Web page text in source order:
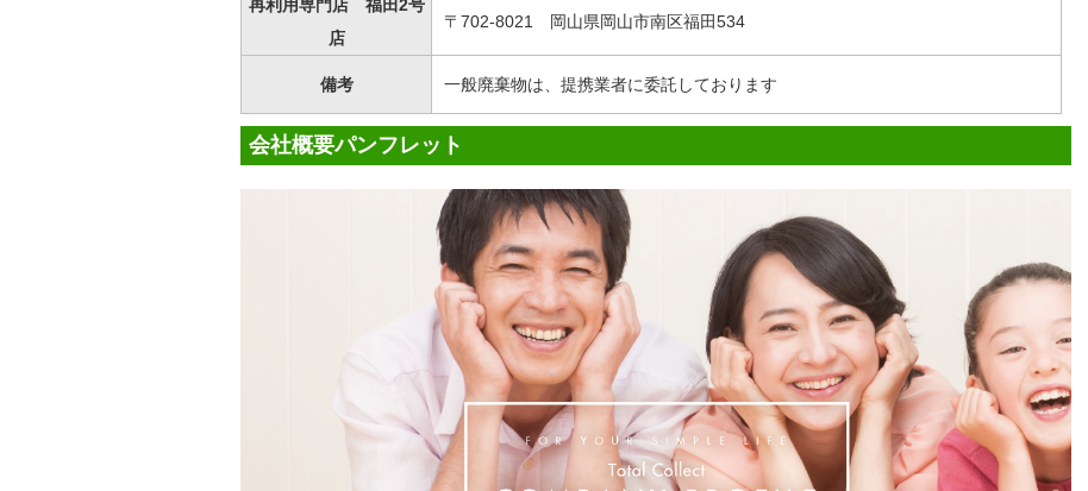
再利用専門店 福田2号
店
〒702-8021 岡山県岡山市南区福田534
備考 一般廃棄物は、提携業者に委託しております
会社概要パンフレット